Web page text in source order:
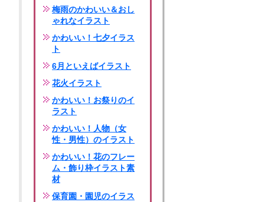
梅雨のかわいい＆おし
ゃれなイラスト
かわいい！七夕イラス
ト
6月といえばイラスト
花火イラスト
かわいい！お祭りのイ
ラスト
かわいい！人物（女
性・男性）のイラスト
かわいい！花のフレー
ム・飾り枠イラスト素
材
保育園・園児のイラス